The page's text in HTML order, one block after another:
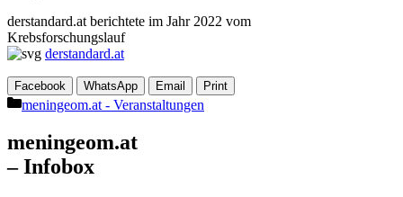
derstandard.at berichtete im Jahr 2022 vom
Krebsforschungslauf
derstandard.at
Facebook WhatsApp Email Print
Kategorien
meningeom.at - Veranstaltungen
meningeom.at
– Infobox